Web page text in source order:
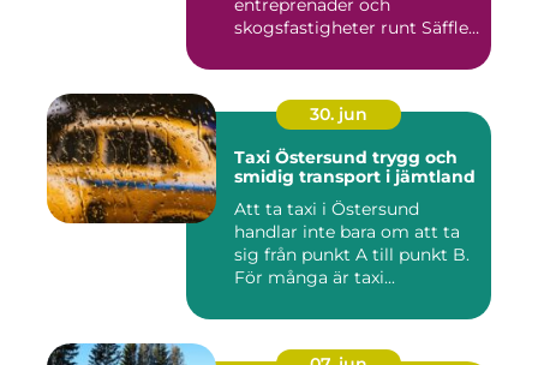
entreprenader och
skogsfastigheter runt Säffle.
30. jun
Taxi Östersund trygg och
smidig transport i jämtland
Att ta taxi i Östersund
handlar inte bara om att ta
sig från punkt A till punkt B.
För många är taxi...